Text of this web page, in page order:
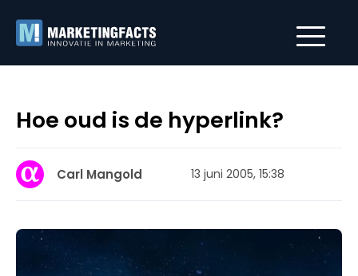
Hoe oud is de hyperlink?
Carl Mangold 13 juni 2005, 15:38